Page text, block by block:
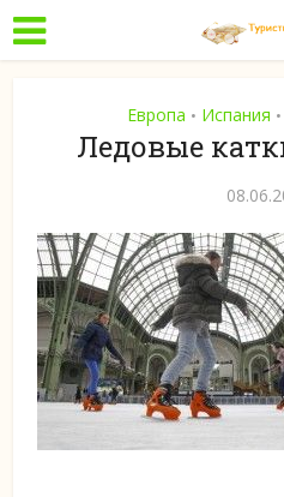
Европа • Испания •
Ледовые